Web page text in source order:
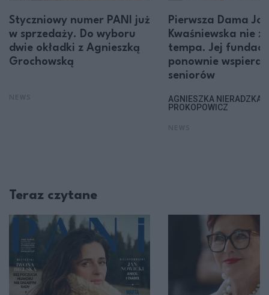
Styczniowy numer PANI już
w sprzedaży. Do wyboru
dwie okładki z Agnieszką
Grochowską
Pierwsza Dama
Kwaśniewska nie
tempa. Jej
ponownie wspiera
seniorów
AGNIESZKA NIERADZKA-
PROKOPOWICZ
Teraz czytane